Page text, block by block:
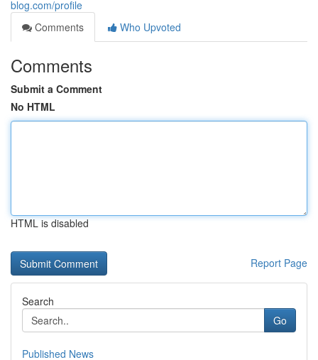
blog.com/profile
Comments
Who Upvoted
Comments
Submit a Comment
No HTML
HTML is disabled
Report Page
Search
Go
Published News